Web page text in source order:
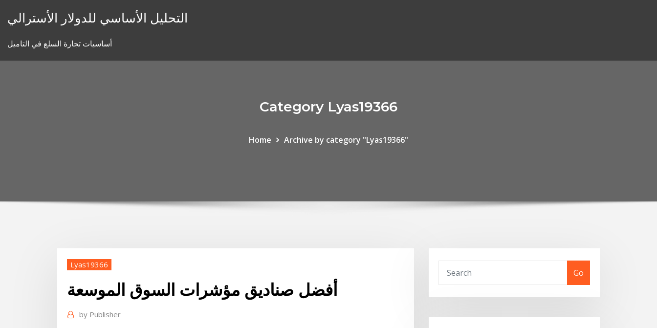
التحليل الأساسي للدولار الأسترالي
أساسيات تجارة السلع في التاميل
Category Lyas19366
Home Archive by category "Lyas19366"
Lyas19366
أفضل صناديق مؤشرات السوق الموسعة
by Publisher
Go